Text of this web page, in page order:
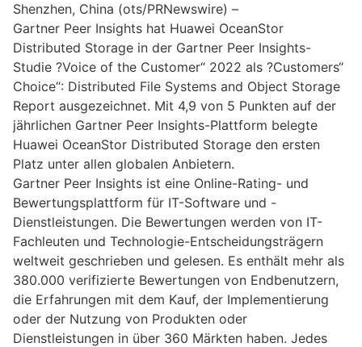
Shenzhen, China (ots/PRNewswire) –
Gartner Peer Insights hat Huawei OceanStor
Distributed Storage in der Gartner Peer Insights-
Studie ?Voice of the Customer“ 2022 als ?Customers“
Choice“: Distributed File Systems and Object Storage
Report ausgezeichnet. Mit 4,9 von 5 Punkten auf der
jährlichen Gartner Peer Insights-Plattform belegte
Huawei OceanStor Distributed Storage den ersten
Platz unter allen globalen Anbietern.
Gartner Peer Insights ist eine Online-Rating- und
Bewertungsplattform für IT-Software und -
Dienstleistungen. Die Bewertungen werden von IT-
Fachleuten und Technologie-Entscheidungsträgern
weltweit geschrieben und gelesen. Es enthält mehr als
380.000 verifizierte Bewertungen von Endbenutzern,
die Erfahrungen mit dem Kauf, der Implementierung
oder der Nutzung von Produkten oder
Dienstleistungen in über 360 Märkten haben. Jedes